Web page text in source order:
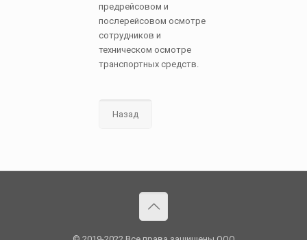
предрейсовом и
послерейсовом осмотре
сотрудников и
техническом осмотре
транспортных средств.
Назад